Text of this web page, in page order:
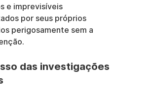
e imprevisíveis
por seus próprios
perigosamente sem a
das investigações